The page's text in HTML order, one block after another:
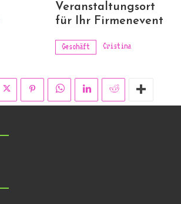
Veranstaltungsort
für Ihr Firmenevent
Geschäft Cristina